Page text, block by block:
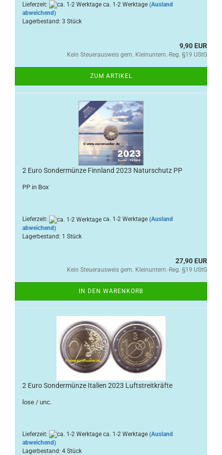
Lieferzeit: ca. 1-2 Werktage (Ausland
abweichend)
Lagerbestand: 3 Stück
9,90 EUR
Kein Steuerausweis gem. Kleinuntern.-Reg. §19 UStG
ZUM ARTIKEL
2 Euro Sondermünze Finnland 2023 Naturschutz PP
PP in Box
Lieferzeit: ca. 1-2 Werktage (Ausland
abweichend)
Lagerbestand: 1 Stück
27,90 EUR
Kein Steuerausweis gem. Kleinuntern.-Reg. §19 UStG
IN DEN WARENKORB
2 Euro Sondermünze Italien 2023 Luftstreitkräfte
lose / unc.
Lieferzeit: ca. 1-2 Werktage (Ausland
abweichend)
Lagerbestand: 4 Stück